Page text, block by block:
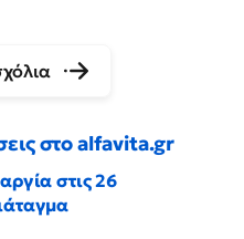
στο alfavita.gr
στις 26